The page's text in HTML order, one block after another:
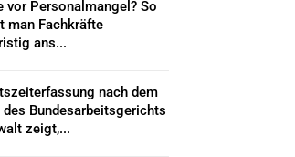
vor Personalmangel? So
man Fachkräfte
ans...
nach dem
des Bundesarbeitsgerichts
zeigt,...